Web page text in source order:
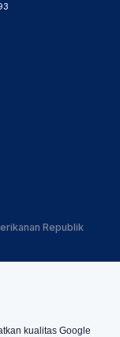
Republik
kualitas Google